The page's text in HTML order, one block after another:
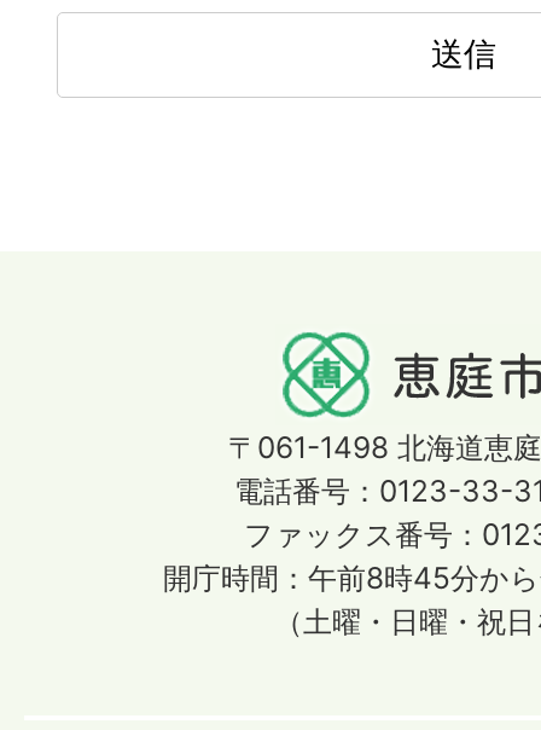
〒061-1498 北海道恵
電話番号：0123-33-
ファックス番号：
開庁時間：午前8時45分か
（土曜・日曜・祝